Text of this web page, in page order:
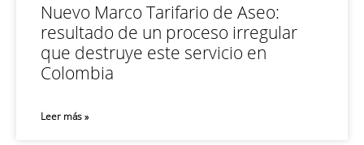
Nuevo Marco Tarifario de Aseo:
resultado de un proceso irregular
que destruye este servicio en
Colombia
Leer más »